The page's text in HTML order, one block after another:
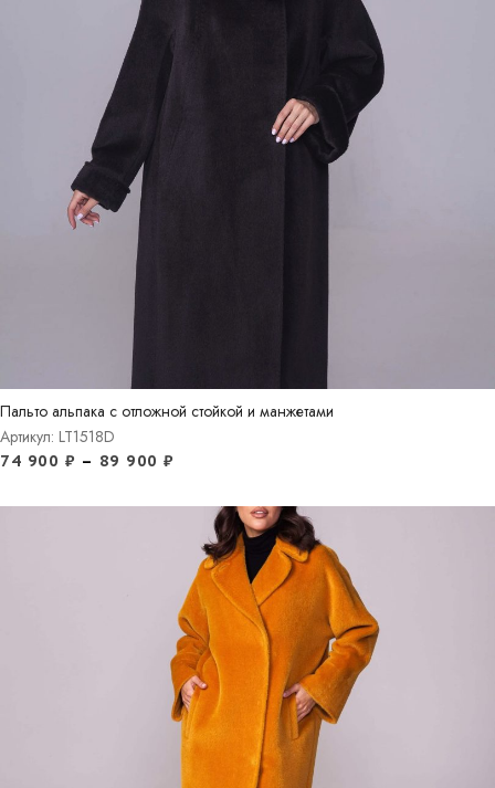
Пальто альпака с отложной стойкой и манжетами
Артикул: LT1518D
74 900 ₽ – 89 900 ₽